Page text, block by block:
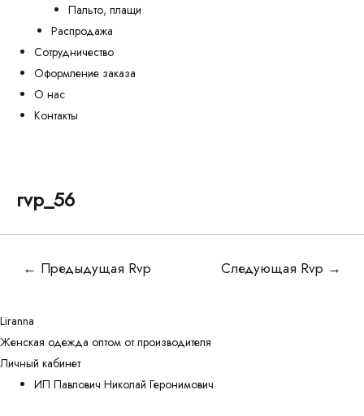
Пальто, плащи
Распродажа
Сотрудничество
Оформление заказа
О нас
Контакты
rvp_56
Навигация
← Предыдущая Rvp Следующая Rvp →
Liranna
Женская одежда оптом от производителя
Личный кабинет
ИП Павлович Николай Геронимович